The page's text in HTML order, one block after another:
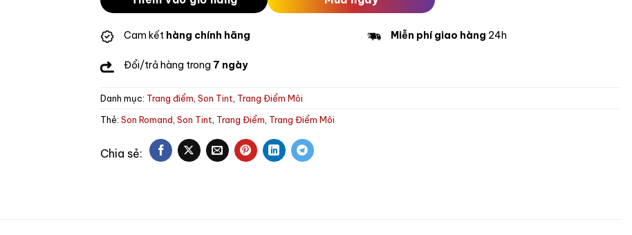
Cam kết hàng chính hãng Miễn phí giao hàng 24h
Đổi/trả hàng trong 7 ngày
Danh mục: Trang điểm,Son Tint, Trang Điểm Môi
Thẻ:Son Romand,Son Tint, Trang Điểm, Trang Điểm Môi